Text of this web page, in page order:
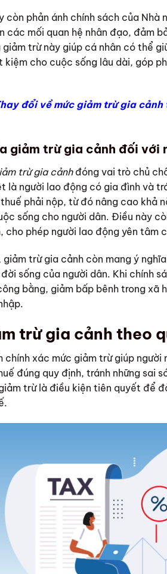
còn phản ánh chính sách của
các mối quan hệ nhân đạo, đảm
trừ này giúp cá nhân có thể
cho cuộc sống lâu dài, góp
đổi về mức giảm trừ gia
giảm trừ gia cảnh đối với
trừ gia cảnhđóng vai trò chủ
là người lao động có gia đình và
phải nộp, từ đó nâng cao khả
sống cho người dân. Điều này
cho phép người lao động yên tâm
giảm trừ gia cảnh còn mang ý
sống của người dân. Khi chính
bằng, giảm bấp bênh trong xã
trừ gia cảnh theo
chính xác mức giảm trừ giúp
đúng quy định, tránh những sai
trừ là điều kiện tiên quyết để